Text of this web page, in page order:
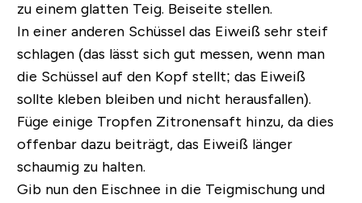
zu einem glatten Teig. Beiseite stellen.
In einer anderen Schüssel das Eiweiß sehr steif
schlagen (das lässt sich gut messen, wenn man
die Schüssel auf den Kopf stellt; das Eiweiß
sollte kleben bleiben und nicht herausfallen).
Füge einige Tropfen Zitronensaft hinzu, da dies
offenbar dazu beiträgt, das Eiweiß länger
schaumig zu halten.
Gib nun den Eischnee in die Teigmischung und